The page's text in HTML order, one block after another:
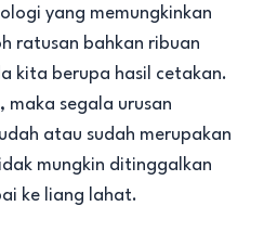
yang memungkinkan
ratusan bahkan ribuan
kita berupa hasil cetakan.
maka segala urusan
atau sudah merupakan
mungkin ditinggalkan
ke liang lahat.